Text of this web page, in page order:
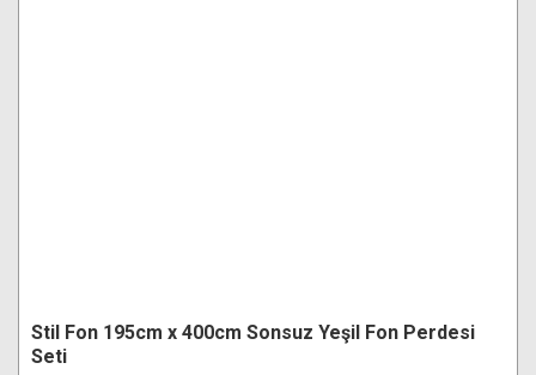
Stil Fon 195cm x 400cm Sonsuz Yeşil Fon Perdesi
Seti